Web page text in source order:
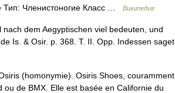
Членистоногие Класс … Википедия
dem Aegyptischen viel bedeuten, und
Is. & Osir. p. 368. T. II. Opp. Indessen saget
(homonymie). Osiris Shoes, couramment
de BMX. Elle est basée en Californie du